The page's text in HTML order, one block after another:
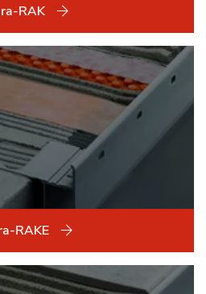
RAK
RAKE